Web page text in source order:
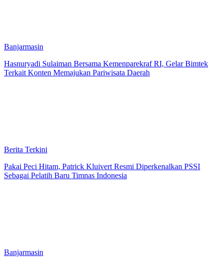
Banjarmasin
Hasnuryadi Sulaiman Bersama Kemenparekraf RI, Gelar Bimtek
Terkait Konten Memajukan Pariwisata Daerah
Berita Terkini
Pakai Peci Hitam, Patrick Kluivert Resmi Diperkenalkan PSSI
Sebagai Pelatih Baru Timnas Indonesia
Banjarmasin